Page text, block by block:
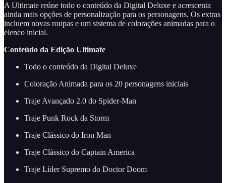
A Ultimate reúne todo o conteúdo da Digital Deluxe e acrescenta
ainda mais opções de personalização para os personagens. Os extras
incluem novas roupas e um sistema de colorações animadas para o
elenco inicial.
Conteúdo da Edição Ultimate
Todo o conteúdo da Digital Deluxe
Coloração Animada para os 20 personagens iniciais
Traje Avançado 2.0 do Spider-Man
Traje Punk Rock da Storm
Traje Clássico do Iron Man
Traje Clássico do Captain America
Traje Líder Supremo do Doctor Doom